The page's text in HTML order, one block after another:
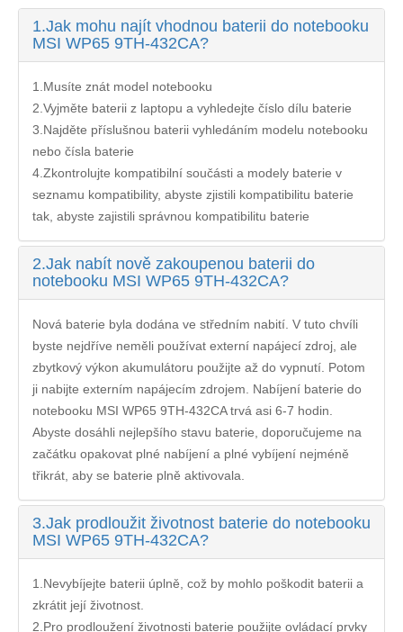
1.Jak mohu najít vhodnou baterii do notebooku
MSI WP65 9TH-432CA?
1.Musíte znát model notebooku
2.Vyjměte baterii z laptopu a vyhledejte číslo dílu baterie
3.Najděte příslušnou baterii vyhledáním modelu notebooku
nebo čísla baterie
4.Zkontrolujte kompatibilní součásti a modely baterie v
seznamu kompatibility, abyste zjistili kompatibilitu baterie
tak, abyste zajistili správnou kompatibilitu baterie
2.Jak nabít nově zakoupenou baterii do
notebooku MSI WP65 9TH-432CA?
Nová baterie byla dodána ve středním nabití. V tuto chvíli
byste nejdříve neměli používat externí napájecí zdroj, ale
zbytkový výkon akumulátoru použijte až do vypnutí. Potom
ji nabijte externím napájecím zdrojem. Nabíjení baterie do
notebooku MSI WP65 9TH-432CAtrvá asi 6-7 hodin.
Abyste dosáhli nejlepšího stavu baterie, doporučujeme na
začátku opakovat plné nabíjení a plné vybíjení nejméně
třikrát, aby se baterie plně aktivovala.
3.Jak prodloužit životnost baterie do notebooku
MSI WP65 9TH-432CA?
1.Nevybíjejte baterii úplně, což by mohlo poškodit baterii a
zkrátit její životnost.
2.Pro prodloužení životnosti baterie použijte ovládací prvky